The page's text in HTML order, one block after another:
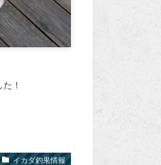
！
イカダ釣果情報